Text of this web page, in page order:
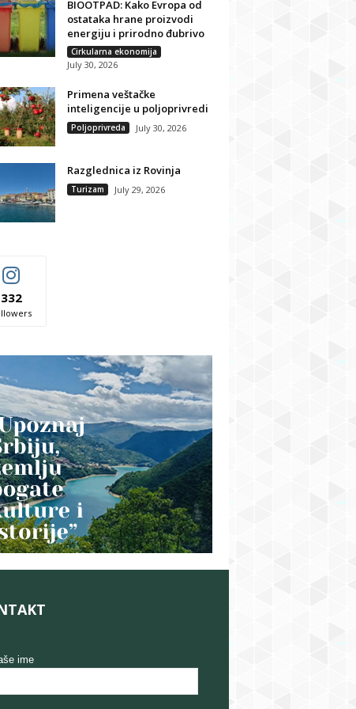
BIOOTPAD: Kako Evropa od
ostataka hrane proizvodi
energiju i prirodno đubrivo
Cirkularna ekonomija
July 30, 2026
Primena veštačke
inteligencije u poljoprivredi
Poljoprivreda July 30, 2026
Razglednica iz Rovinja
Turizam July 29, 2026
332
ime